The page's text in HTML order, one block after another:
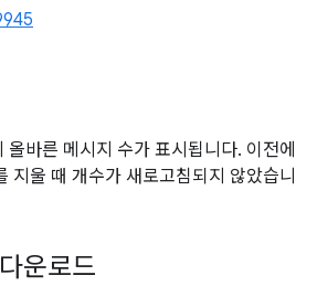
올바른 메시지 수가 표시됩니다. 이전에
지울 때 개수가 새로고침되지 않았습니
운로드